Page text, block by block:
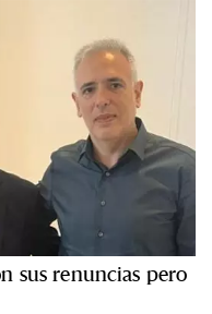
sus renuncias pero